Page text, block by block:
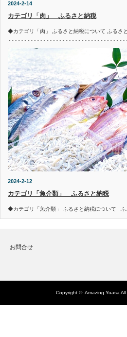
2024-2-14
カテゴリ「肉」 ふるさと納税
◆カテゴリ「肉」 ふるさと納税について ふるさ
2024-2-12
カテゴリ「魚介類」 ふるさと納税
◆カテゴリ「魚介類」 ふるさと納税について ふ
お問合せ
Copyright © Amazing Yuasa All